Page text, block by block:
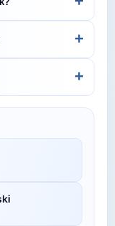
Kazimierz
podanej na
brutto i
+
strony
+
stronie